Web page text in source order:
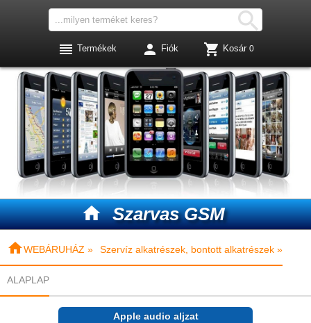
 Szarvas GSM

 Termékek  Fiók  Kosár 0
WEBÁRUHÁZ » Szervíz alkatrészek, bontott alkatrészek »
ALAPLAP
Apple audio aljzat